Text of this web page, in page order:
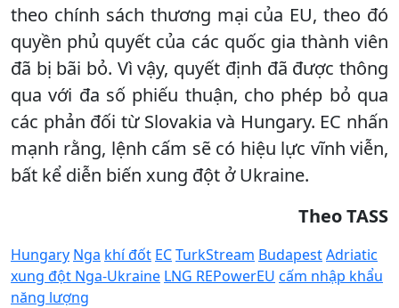
theo chính sách thương mại của EU, theo đó
quyền phủ quyết của các quốc gia thành viên
đã bị bãi bỏ. Vì vậy, quyết định đã được thông
qua với đa số phiếu thuận, cho phép bỏ qua
các phản đối từ Slovakia và Hungary. EC nhấn
mạnh rằng, lệnh cấm sẽ có hiệu lực vĩnh viễn,
bất kể diễn biến xung đột ở Ukraine.
Theo TASS
Hungary Nga khí đốt ECTurkStream BudapestAdriatic
xung đột Nga-Ukraine LNG REPowerEU cấm nhập khẩu
năng lượng